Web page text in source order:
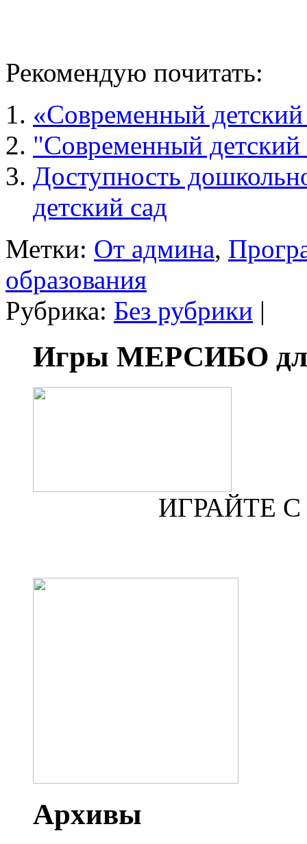
Рекомендую почитать:
«Современный
"Современный детский
Доступность
детский сад
Метки: От админа,
образования
Рубрика: Без рубрики |
Игры МЕРСИБО
ИГРАЙТЕ
Архивы